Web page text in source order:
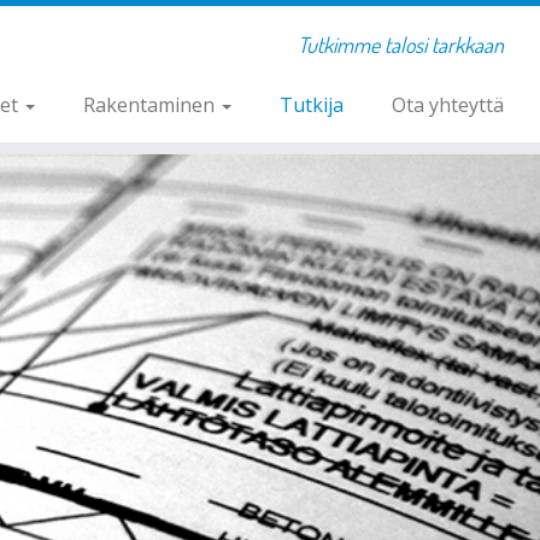
Tutkimme talosi tarkkaan
Rakentaminen Tutkija Ota yhteyttä